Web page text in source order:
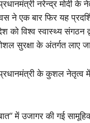
नरेन्द्र मोदी के
ने एक बार फिर यह
को विश्व स्वास्थ्य संगठन
सुरक्षा के अंतर्गत लाए
के कुशल नेतृत्व में
में उजागर की गई